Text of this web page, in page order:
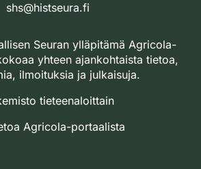
shs@histseura.fi
Seuran ylläpitämä Agricola-
yhteen ajankohtaista tietoa,
ilmoituksia ja julkaisuja.
tieteenaloittain
Agricola-portaalista